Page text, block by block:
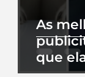
As
que